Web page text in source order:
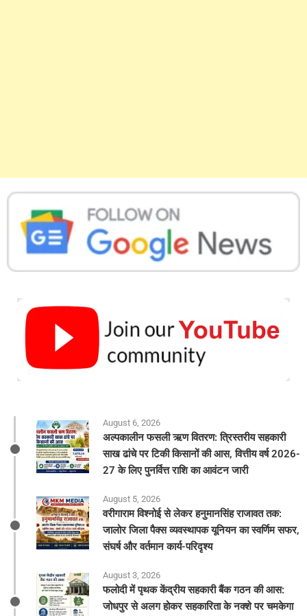
August 6, 2026
अल्पकालीन फसली ऋण वितरण: त्रिस्तरीय सहकारी
साख ढांचे पर टिकी किसानों की आस, वित्तीय वर्ष 2026-
27 के लिए पुनर्वित्त राशि का आवंटन जारी
August 5, 2026
वरीगाराम विश्नोई से लेकर हनुमानसिंह राजावत तक:
जालोर जिला पैक्स व्यवस्थापक यूनियन का स्वर्णिम सफर,
संघर्ष और वर्तमान कार्य-परिदृश्य
August 3, 2026
फलोदी में पृथक केंद्रीय सहकारी बैंक गठन की आस:
जोधपुर से अलग होकर सहकारिता के नक्शे पर चमकेगा